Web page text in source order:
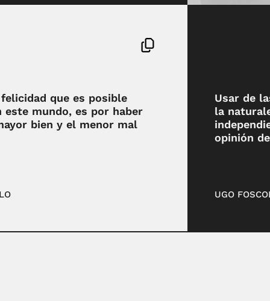
que es posible
este mundo, es por haber
bien y el menor mal
Usar de
la
opinión
UGO